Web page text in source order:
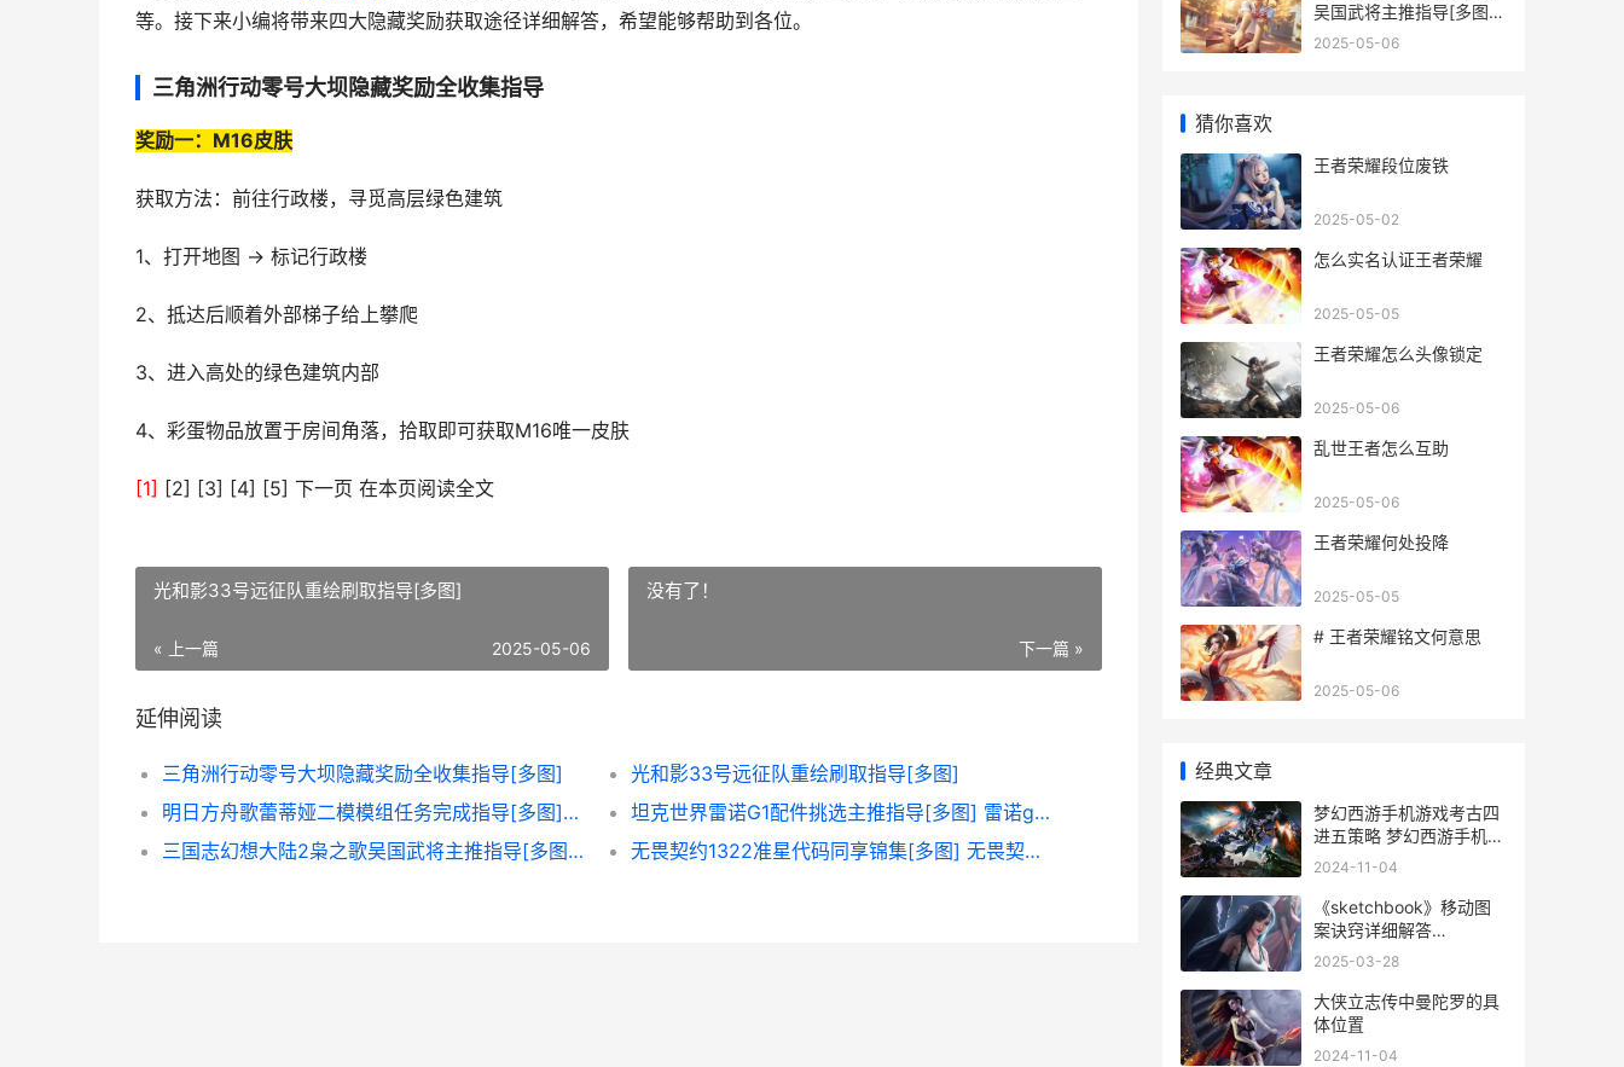
等。接下来小编将带来四大隐藏奖励获取途径详细解答，希望能够帮助到各位。
三角洲行动零号大坝隐藏奖励全收集指导
奖励一：M16皮肤
获取方法：前往行政楼，寻觅高层绿色建筑
1、打开地图 → 标记行政楼
2、抵达后顺着外部梯子给上攀爬
3、进入高处的绿色建筑内部
4、彩蛋物品放置于房间角落，拾取即可获取M16唯一皮肤
[1] [2] [3] [4] [5] 下一页 在本页阅读全文
光和影33号远征队重绘刷取指导[多图]
« 上一篇 2025-05-06
没有了！
下一篇 »
延伸阅读
三角洲行动零号大坝隐藏奖励全收集指导[多图]
光和影33号远征队重绘刷取指导[多图]
明日方舟歌蕾蒂娅二模模组任务完成指导[多图] 明日方舟歌蕾蒂娅怎么获得
坦克世界雷诺G1配件挑选主推指导[多图] 雷诺g1原型车
三国志幻想大陆2枭之歌吴国武将主推指导[多图] 三国志幻想大陆官服
无畏契约1322准星代码同享锦集[多图] 无畏契约获胜条件
吴国武将主推指导[多图]
三国志幻想大陆官服
2025-05-06
猜你喜欢
王者荣耀段位废铁
2025-05-02
怎么实名认证王者荣耀
2025-05-05
王者荣耀怎么头像锁定
2025-05-06
乱世王者怎么互助
2025-05-06
王者荣耀何处投降
2025-05-05
# 王者荣耀铭文何意思
2025-05-06
经典文章
梦幻西游手机游戏考古四
进五策略 梦幻西游手机游
戏官网
2024-11-04
《sketchbook》移动图
案诀窍详细解答
sketchbook如何移动局
2025-03-28
大侠立志传中曼陀罗的具
体位置
2024-11-04